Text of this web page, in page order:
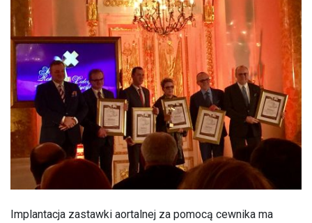
Implantacja zastawki aortalnej za pomocą cewnika ma